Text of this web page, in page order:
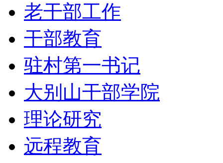
老干部工作
干部教育
驻村第一书记
大别山干部学院
理论研究
远程教育